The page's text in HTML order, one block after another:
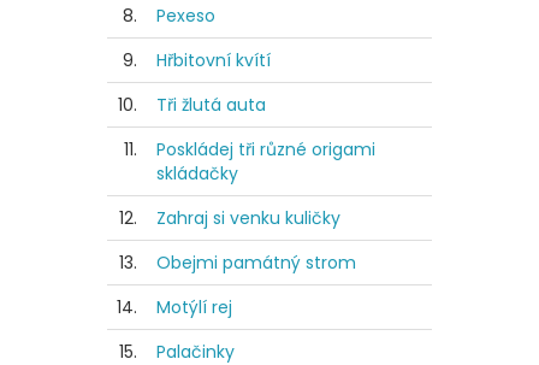
8.
Pexeso
9.
Hřbitovní kvítí
10.
Tři žlutá auta
11.
Poskládej tři různé origami
skládačky
12.
Zahraj si venku kuličky
13.
Obejmi památný strom
14.
Motýlí rej
15.
Palačinky